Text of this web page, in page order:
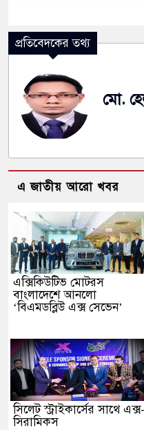
প্রতিবেদকের তথ্য
মো.
এ জাতীয় আরো খবর
এক্সিকিউটিভ মোটরস
বাংলাদেশে আনলো
‘বিএমডব্লিউ এক্স সেভেন’
সিলেট স্ট্রাইকার্সের সাথে এক্স-
সিরামিকস